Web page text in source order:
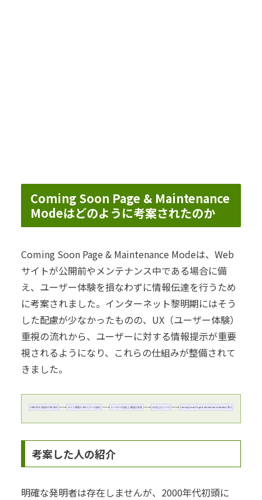
Coming Soon Page & Maintenance
Modeはどのように考案されたのか
Coming Soon Page & Maintenance Modeは、Web
サイトが公開前やメンテナンス中である場合に備
え、ユーザー体験を損なわずに情報伝達を行うため
に考案されました。インターネット黎明期にはそう
した配慮が少なかったものの、UX（ユーザー体験）
重視の流れから、ユーザーに対する情報提示が重要
視されるようになり、これらの仕組みが整備されて
きました。
1990年代: 静的HTML時代 サイト閉鎖や404エラーが頻出 ユーザーの混乱と離脱が多発 UX向上のニーズ Coming Soon Page & Maintenance Modeの導入
考案した人の紹介
明確な発明者は存在しませんが、2000年代初頭に